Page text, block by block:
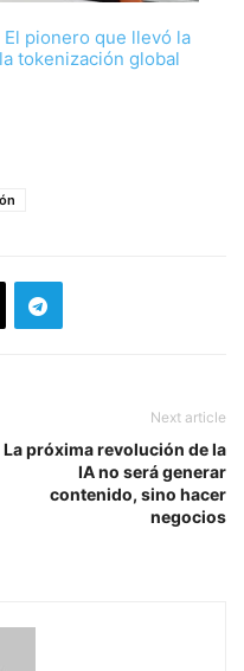
pionero que llevó la
tokenización global
Next article
La próxima revolución de la
IA no será generar
contenido, sino hacer
negocios